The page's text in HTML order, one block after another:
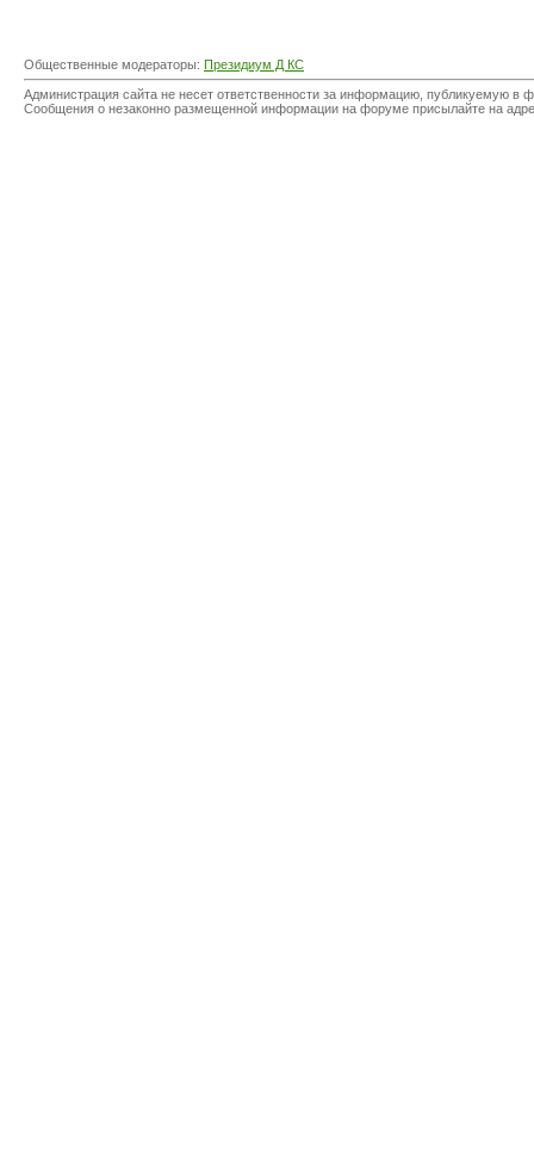
Общественные модераторы: Президиум Д КС
Администрация сайта не несет ответственности за информацию, публикуемую
Сообщения о незаконно размещенной информации на форуме присылайте на